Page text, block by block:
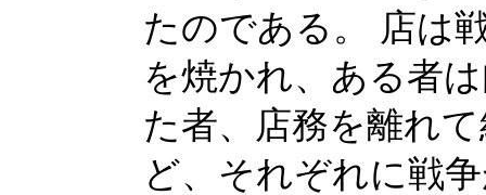
たのである。 店は
を焼かれ、ある者
た者、店務を離れ
ど、それぞれに戦